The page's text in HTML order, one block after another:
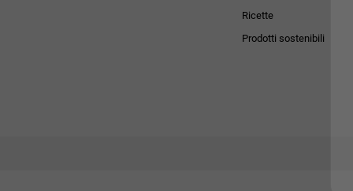
Ricette
Prodotti sostenibili